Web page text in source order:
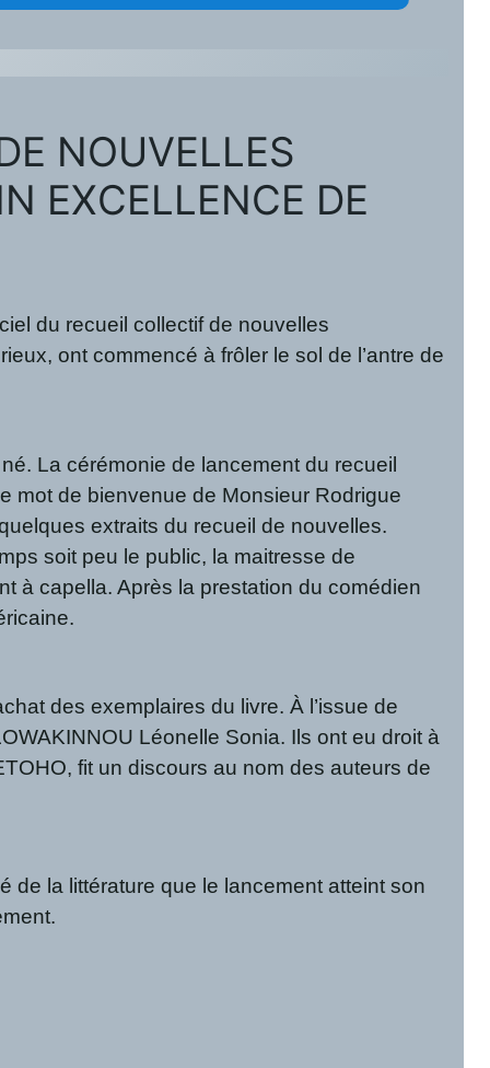
NOUVELLES
EXCELLENCE DE
du recueil collectif de nouvelles
ont commencé à frôler le sol de l’antre de
La cérémonie de lancement du recueil
mot de bienvenue de Monsieur Rodrigue
extraits du recueil de nouvelles.
soit peu le public, la maitresse de
à capella. Après la prestation du comédien
des exemplaires du livre. À l’issue de
Léonelle Sonia. Ils ont eu droit à
fit un discours au nom des auteurs de
de la littérature que le lancement atteint son